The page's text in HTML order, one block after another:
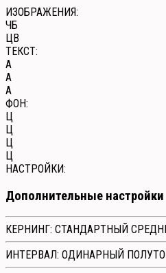
ИЗОБРАЖЕНИЯ:
ЧБ
ЦВ
ТЕКСТ:
A
A
A
ФОН:
Ц
Ц
Ц
Ц
НАСТРОЙКИ:
Дополнительные настройки
КЕРНИНГ: СТАНДАРТНЫЙ
ИНТЕРВАЛ: ОДИНАРНЫЙ